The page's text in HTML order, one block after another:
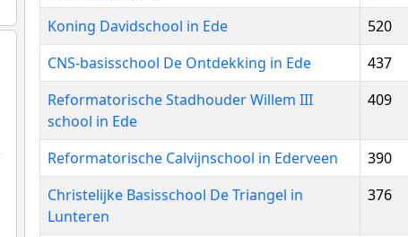
Koning Davidschool in Ede
520
CNS-basisschool De Ontdekking in Ede
437
Reformatorische Stadhouder Willem III
school in Ede
409
Reformatorische Calvijnschool in Ederveen 390
Christelijke Basisschool De Triangel in
Lunteren
376